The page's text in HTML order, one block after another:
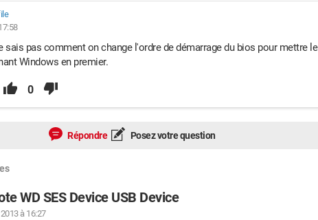
sais pas comment on change l'ordre de démarrage du bios pour mettre le
Windows en premier.
0
Répondre Posez votre question
WD SES Device USB Device
à 16:27